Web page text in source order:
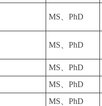
MS、PhD
MS、PhD
MS、PhD
MS、PhD
MS、PhD